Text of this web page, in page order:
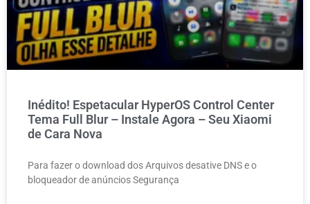
Inédito! Espetacular HyperOS Control Center
Tema Full Blur – Instale Agora – Seu Xiaomi
de Cara Nova
Para fazer o download dos Arquivos desative DNS e o
bloqueador de anúncios Segurança